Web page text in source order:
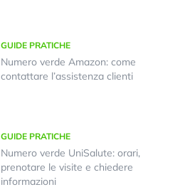
GUIDE PRATICHE
Numero verde Amazon: come
contattare l’assistenza clienti
GUIDE PRATICHE
Numero verde UniSalute: orari,
prenotare le visite e chiedere
informazioni